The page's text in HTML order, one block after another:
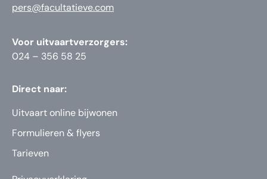
pers@facultatieve.com
Voor uitvaartverzorgers:
024 – 356 58 25
Direct naar:
Uitvaart online bijwonen
Formulieren & flyers
Tarieven